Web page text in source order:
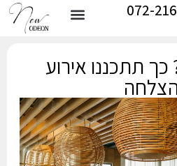
תתכננו אירוע